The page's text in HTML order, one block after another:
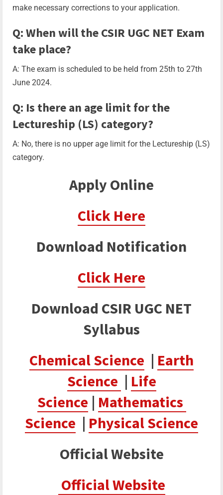
make necessary corrections to your application.
Q: When will the CSIR UGC NET Exam
take place?
A: The exam is scheduled to be held from 25th to 27th
June 2024.
Q: Is there an age limit for the
Lectureship (LS) category?
A: No, there is no upper age limit for the Lectureship (LS)
category.
Apply Online
Click Here
Download Notification
Click Here
Download CSIR UGC NET
Syllabus
Chemical Science | Earth
Science | Life
Science | Mathematics
Science | Physical Science
Official Website
Official Website